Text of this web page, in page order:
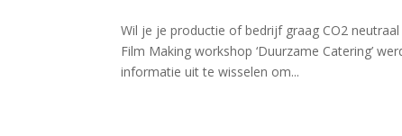
Wil je je productie of bedrijf graag CO2
Film Making workshop ‘Duurzame Catering’
informatie uit te wisselen om...